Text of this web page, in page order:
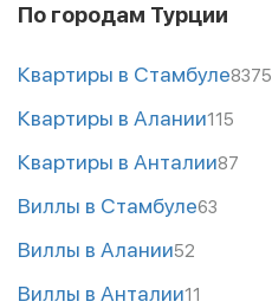
По городам Турции
Квартиры в Стамбуле8375
Квартиры в Алании115
Квартиры в Анталии87
Виллы в Стамбуле63
Виллы в Алании52
Виллы в Анталии11